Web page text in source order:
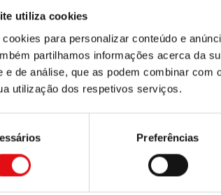
utiliza cookies
para personalizar conteúdo e
partilhamos informações acerca da
e de análise, que as podem combinar
utilização dos respetivos serviços.
Preferências
em formação na Índia!). Na
que justamente nesse lugar
onde sofreram o martírio.
Extraordinário tiveram a
região, sobretudo por famílias) e o
de Goa. Também ali houve no
A poucos quilômetros de